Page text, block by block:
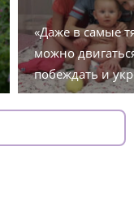
«Даже в самые
можно
побеждать и